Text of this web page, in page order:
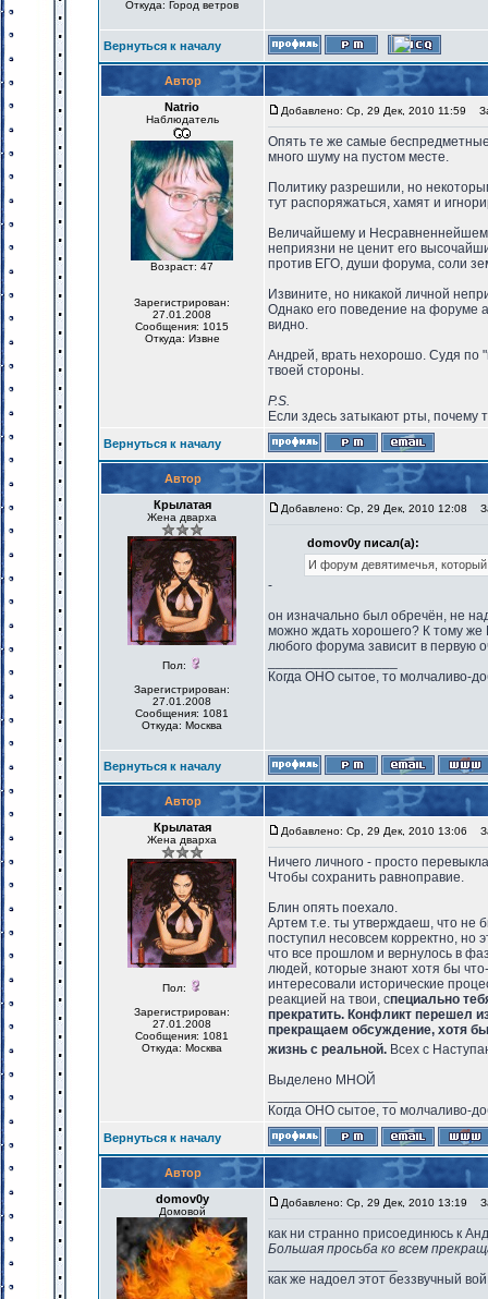
Откуда: Город ветров
Вернуться к началу
Автор
Natrio
Наблюдатель
Возраст: 47
Зарегистрирован:
27.01.2008
Сообщения: 1015
Откуда: Извне
Добавлено: Ср, 29 Дек, 2010 11:59
Опять те же самые беспредметные
много шуму на пустом месте.
Политику разрешили, но
тут распоряжаться, хамят и
Величайшему и
неприязни не ценит его
против ЕГО, души форума, соли
Извините, но никакой личной
Однако его поведение на форуме
видно.
Андрей, врать нехорошо. Судя по
твоей стороны.
P.S.
Если здесь затыкают рты, почему
Вернуться к началу
Автор
Крылатая
Жена дварха
Пол:
Зарегистрирован:
27.01.2008
Сообщения: 1081
Откуда: Москва
Добавлено: Ср, 29 Дек, 2010 12:08
domov0y писал(а):
И форум девятимечья,
-
он изначально был обречён, не
можно ждать хорошего? К тому же
любого форума зависит в первую
Когда ОНО сытое, то молчаливо-
Вернуться к началу
Автор
Крылатая
Жена дварха
Пол:
Зарегистрирован:
27.01.2008
Сообщения: 1081
Откуда: Москва
Добавлено: Ср, 29 Дек, 2010 13:06
Ничего личного - просто
Чтобы сохранить равноправие.
Блин опять поехало.
Артем т.е. ты утверждаеш, что не
поступил несовсем корректно, но
что все прошлом и вернулось в
людей, которые знают хотя бы
интересовали исторические
реакцией на твои, специально
прекратить. Конфликт перешел
прекращаем обсуждение, хотя
жизнь с реальной. Всех с
Выделено МНОЙ
Когда ОНО сытое, то молчаливо-
Вернуться к началу
Автор
domov0y
Домовой
Добавлено: Ср, 29 Дек, 2010 13:19
как ни странно присоединюсь к
Большая просьба ко всем
как же надоел этот беззвучный